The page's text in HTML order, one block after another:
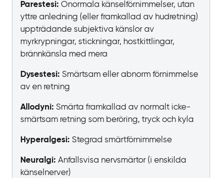
Parestesi: Onormala känselförnimmelser, utan
yttre anledning (eller framkallad av hudretning)
uppträdande subjektiva känslor av
myrkrypningar, stickningar, hostkittlingar,
brännkänsla med mera
Dysestesi: Smärtsam eller abnorm förnimmelse
av en retning
Allodyni: Smärta framkallad av normalt icke-
smärtsam retning som beröring, tryck och kyla
Hyperalgesi: Stegrad smärtförnimmelse
Neuralgi: Anfallsvisa nervsmärtor (i enskilda
känselnerver)